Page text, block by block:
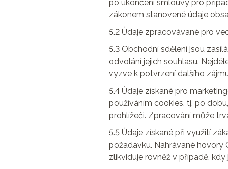
po ukončení smlouvy pro
zákonem stanovené údaje
5.2 Údaje zpracovávané pro
5.3 Obchodní sdělení jsou
odvolání jejich souhlasu.
vyzve k potvrzení dalšího
5.4 Údaje získané pro
používáním cookies, tj. po
prohlížeči. Zpracování může
5.5 Údaje získané při využití
požadavku. Nahrávané
zlikviduje rovněž v případě,